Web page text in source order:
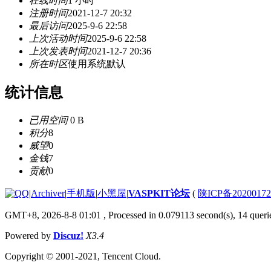
注册时间2021-12-7 20:32
最后访问2025-9-6 22:58
上次活动时间2025-9-6 22:58
上次发表时间2021-12-7 20:36
所在时区使用系统默认
统计信息
已用空间0 B
积分8
威望0
金钱7
贡献0
|Archiver|手机版|小黑屋|VASPKIT论坛( 陕ICP备
GMT+8, 2026-8-8 01:01 , Processed in 0.079113 second(s), 14
Powered by Discuz! X3.4
Copyright © 2001-2021, Tencent Cloud.